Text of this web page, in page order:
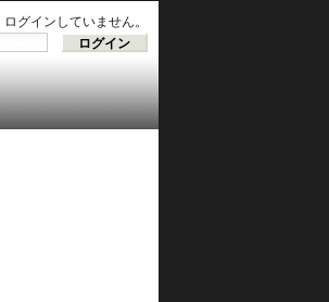
ログインしていません。